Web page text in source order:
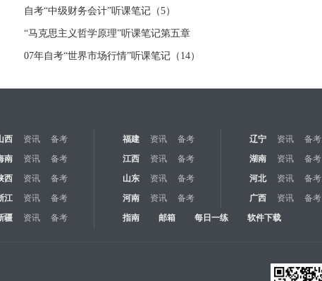
自考“中级财务会计”听课笔记（5）
“马克思主义哲学原理”听课笔记第五章
07年自考“世界市场行情”听课笔记（14）
西 资讯 备考 福建 资讯 备考 辽宁 资讯 备考
南 资讯 备考 江西 资讯 备考 湖南 资讯 备考
西 资讯 备考 山东 资讯 备考 河北 资讯 备考
江 资讯 备考 河南 资讯 备考 广西 资讯 备考
疆 资讯 备考 指南 邮箱 每日一练 软件下载